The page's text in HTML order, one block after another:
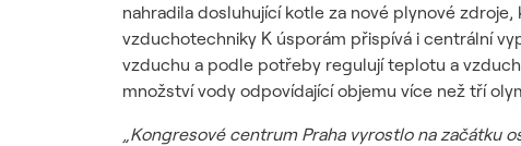
nahradila dosluhující kotle za nové plynové
vzduchotechniky K úsporám přispívá i centrální
vzduchu a podle potřeby regulují teplotu a
množství vody odpovídající objemu více než tří
„Kongresové centrum Praha vyrostlo na